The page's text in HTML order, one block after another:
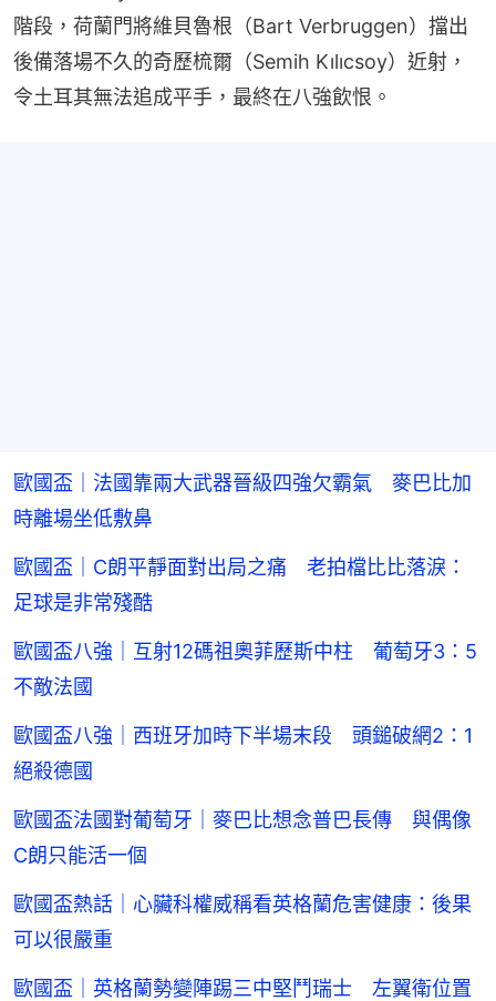
階段，荷蘭門將維貝魯根（Bart Verbruggen）擋出
後備落場不久的奇歷梳爾（Semih Kılıcsoy）近射，
令土耳其無法追成平手，最終在八強飲恨。
歐國盃｜法國靠兩大武器晉級四強欠霸氣 麥巴比加
時離場坐低敷鼻
歐國盃｜C朗平靜面對出局之痛 老拍檔比比落淚：
足球是非常殘酷
歐國盃八強｜互射12碼祖奧菲歷斯中柱 葡萄牙3：5
不敵法國
歐國盃八強｜西班牙加時下半場末段 頭鎚破網2：1
絕殺德國
歐國盃法國對葡萄牙｜麥巴比想念普巴長傳 與偶像
C朗只能活一個
歐國盃熱話｜心臟科權威稱看英格蘭危害健康：後果
可以很嚴重
歐國盃｜英格蘭勢變陣踢三中堅鬥瑞士 左翼衛位置